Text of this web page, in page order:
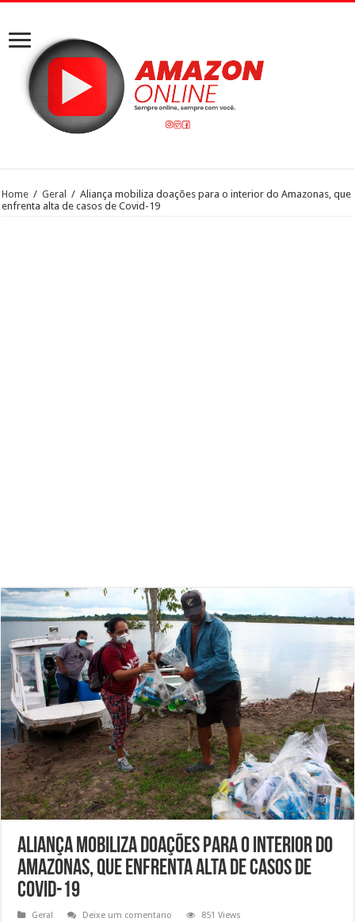
Home / Geral / Aliança mobiliza doações para o interior do Amazonas, que
enfrenta alta de casos de Covid-19
Aliança mobiliza doações para o interior do
Amazonas, que enfrenta alta de casos de
Covid-19
Geral Deixe um comentario 851 Views